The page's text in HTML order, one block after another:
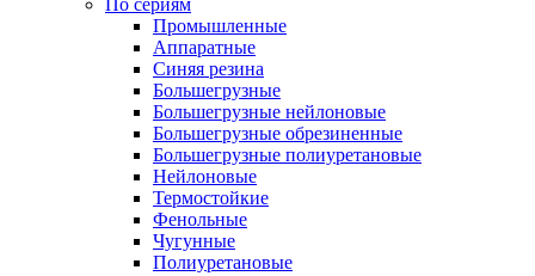
По сериям
Промышленные
Аппаратные
Синяя резина
Большегрузные
Большегрузные нейлоновые
Большегрузные обрезиненные
Большегрузные полиуретановые
Нейлоновые
Термостойкие
Фенольные
Чугунные
Полиуретановые